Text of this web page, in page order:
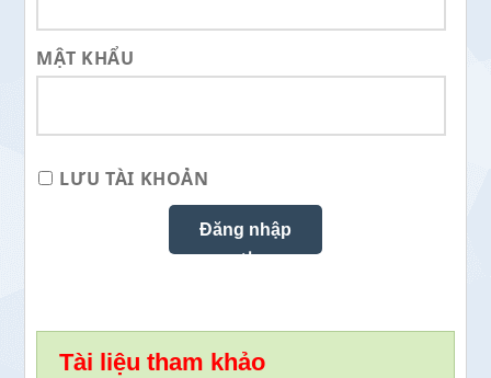
MẬT KHẨU
LƯU TÀI KHOẢN
Tài liệu tham khảo